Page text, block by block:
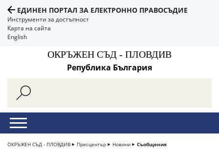
ЕДИНЕН ПОРТАЛ ЗА ЕЛЕКТРОННО ПРАВОСЪДИЕ
Инструменти за достъпност
Карта на сайта
English
ОКРЪЖЕН СЪД - ПЛОВДИВ
Република България
ОКРЪЖЕН СЪД - ПЛОВДИВ Пресцентър Новини Съобщения